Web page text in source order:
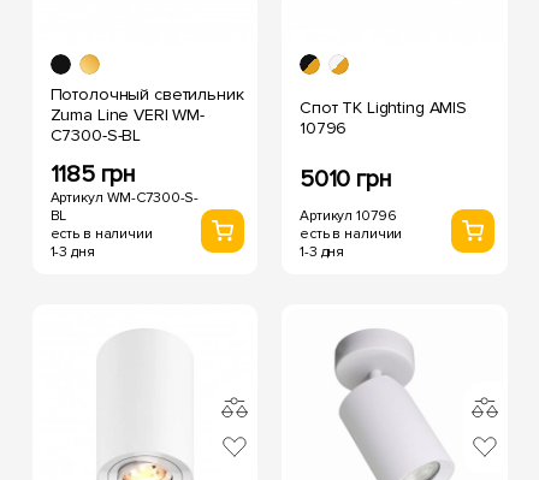
Потолочный светильник
Zuma Line VERI WM-
C7300-S-BL
1185 грн
Артикул WM-C7300-S-
BL
есть в наличии
1-3 дня
Спот TK Lighting AMIS
10796
5010 грн
Артикул 10796
есть в наличии
1-3 дня